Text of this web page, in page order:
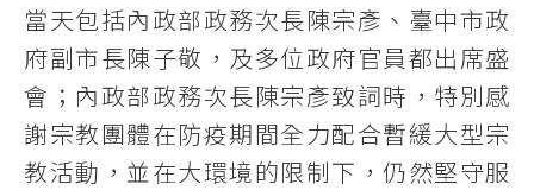
當天包括內政部政務次長陳宗彥、臺中市政
府副市長陳子敬，及多位政府官員都出席盛
會；內政部政務次長陳宗彥致詞時，特別感
謝宗教團體在防疫期間全力配合暫緩大型宗
教活動，並在大環境的限制下，仍然堅守服